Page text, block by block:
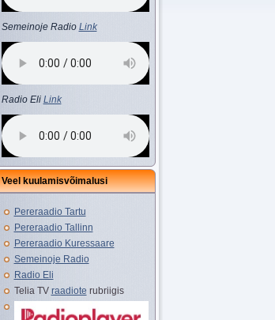
Semeinoje Radio Link
Radio Eli Link
Veel kuulamisvõimalusi
Pereraadio Tartu
Pereraadio Tallinn
Pereraadio Kuressaare
Semeinoje Radio
Radio Eli
Telia TV raadiote rubriigis